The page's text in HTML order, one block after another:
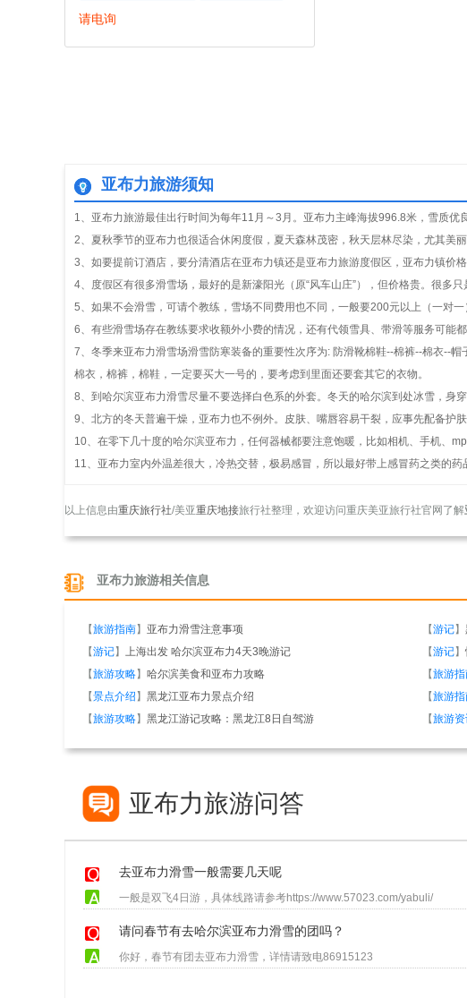
请电询
亚布力旅游须知
1、亚布力旅游最佳出行时间为每年11月～3月。亚布力主峰海拔996.8米，雪质
2、夏秋季节的亚布力也很适合休闲度假，夏天森林茂密，秋天层林尽染，尤其美
3、如要提前订酒店，要分清酒店在亚布力镇还是亚布力旅游度假区，亚布力镇价
4、度假区有很多滑雪场，最好的是新濠阳光（原“风车山庄”），但价格贵。很多
5、如果不会滑雪，可请个教练，雪场不同费用也不同，一般要200元以上（一对
6、有些滑雪场存在教练要求收额外小费的情况，还有代领雪具、带滑等服务可能
7、冬季来亚布力滑雪场滑雪防寒装备的重要性次序为: 防滑靴棉鞋--棉裤--棉衣--
棉衣，棉裤，棉鞋，一定要买大一号的，要考虑到里面还要套其它的衣物。
8、到哈尔滨亚布力滑雪尽量不要选择白色系的外套。冬天的哈尔滨到处冰雪，身
9、北方的冬天普遍干燥，亚布力也不例外。皮肤、嘴唇容易干裂，应事先配备护
10、在零下几十度的哈尔滨亚布力，任何器械都要注意饱暖，比如相机、手机、
11、亚布力室内外温差很大，冷热交替，极易感冒，所以最好带上感冒药之类的药
以上信息由重庆旅行社/美亚重庆地接旅行社整理，欢迎访问重庆美亚旅行社官网了解
亚布力旅游相关信息
【旅游指南】 亚布力滑雪注意事项 【游记】
【游记】 上海出发 哈尔滨亚布力4天3晚游记 【游记】
【旅游攻略】 哈尔滨美食和亚布力攻略 【旅游
【景点介绍 】 黑龙江亚布力景点介绍 【旅游
【旅游攻略】 黑龙江游记攻略：黑龙江8日自驾游 【旅游
亚布力旅游问答
去亚布力滑雪一般需要几天呢
一般是双飞4日游，具体线路请参考https://www.57023.com/yabuli/
请问春节有去哈尔滨亚布力滑雪的团吗？
你好，春节有团去亚布力滑雪，详情请致电86915123